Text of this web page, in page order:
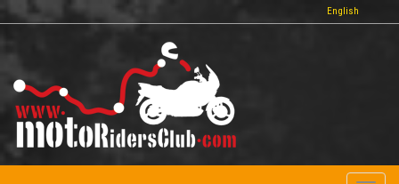
Παράκαμψη
προς
περιεχόμενο
English